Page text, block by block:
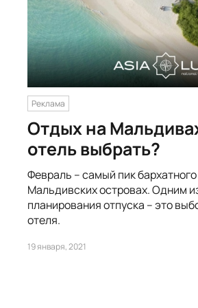
Реклама
Отдых на
отель выбрать?
Февраль – самый пик
Мальдивских островах. Одним
планирования отпуска – это
отеля.
19 января, 2021